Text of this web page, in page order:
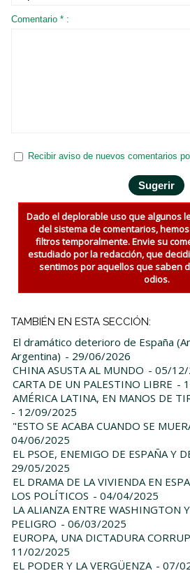
Comentario * :
Recibir aviso de nuevos comentarios
Dado el deplorable uso que algunos
del sistema de comentarios,
filtros temporalmente. Envie su
estudiado por la redacción, que
sentimos por aquellos que saben
odios.
TAMBIÉN EN ESTA SECCIÓN:
El dramático deterioro de España
Argentina) - 29/06/2026
CHINA ASUSTA AL MUNDO - 05/
CARTA DE UN PALESTINO LIBRE -
AMÉRICA LATINA, EN MANOS DE
- 12/09/2025
"ESTO SE ACABA CUANDO SE
04/06/2025
EL PSOE, ENEMIGO DE ESPAÑA Y
29/05/2025
EL DRAMA DE LA VIVIENDA EN
LOS POLÍTICOS - 04/04/2025
LA ALIANZA ENTRE WASHINGTON
PELIGRO - 06/03/2025
EUROPA, UNA DICTADURA
11/02/2025
EL PODER Y LA VERGÜENZA - 07/